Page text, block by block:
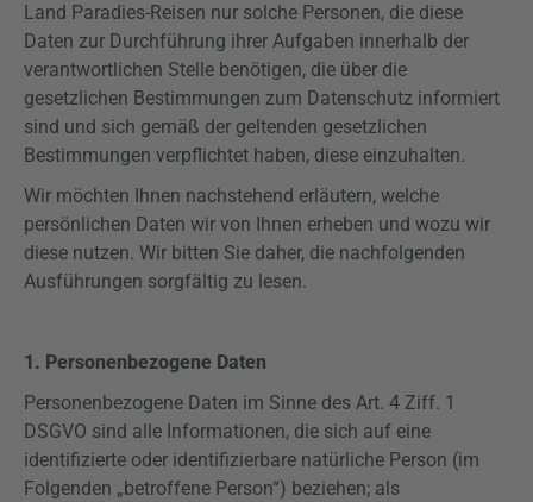
Land Paradies-Reisen nur solche Personen, die diese
Daten zur Durchführung ihrer Aufgaben innerhalb der
verantwortlichen Stelle benötigen, die über die
gesetzlichen Bestimmungen zum Datenschutz informiert
sind und sich gemäß der geltenden gesetzlichen
Bestimmungen verpflichtet haben, diese einzuhalten.
Wir möchten Ihnen nachstehend erläutern, welche
persönlichen Daten wir von Ihnen erheben und wozu wir
diese nutzen. Wir bitten Sie daher, die nachfolgenden
Ausführungen sorgfältig zu lesen.
1. Personenbezogene Daten
Personenbezogene Daten im Sinne des Art. 4 Ziff. 1
DSGVO sind alle Informationen, die sich auf eine
identifizierte oder identifizierbare natürliche Person (im
Folgenden „betroffene Person“) beziehen; als